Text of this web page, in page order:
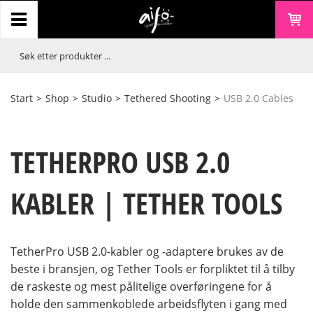
Start > Shop > Studio > Tethered Shooting > USB 2.0 Cables
TETHERPRO USB 2.0
KABLER | TETHER TOOLS
TetherPro USB 2.0-kabler og -adaptere brukes av de
beste i bransjen, og Tether Tools er forpliktet til å tilby
de raskeste og mest pålitelige overføringene for å
holde den sammenkoblede arbeidsflyten i gang med